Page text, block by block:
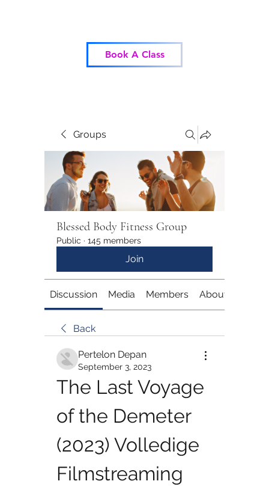
Book A Class
Groups
Blessed Body Fitness Group
Public · 145 members
Join
Discussion Media Members About
Back
Pertelon Depan
September 3, 2023
The Last Voyage
of the Demeter
(2023) Volledige
Filmstreaming